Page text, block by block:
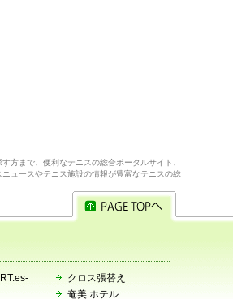
方まで、便利なテニスの総合ポータルサイト、
ュースやテニス施設の情報が豊富なテニスの総
クロス張替え
奄美 ホテル